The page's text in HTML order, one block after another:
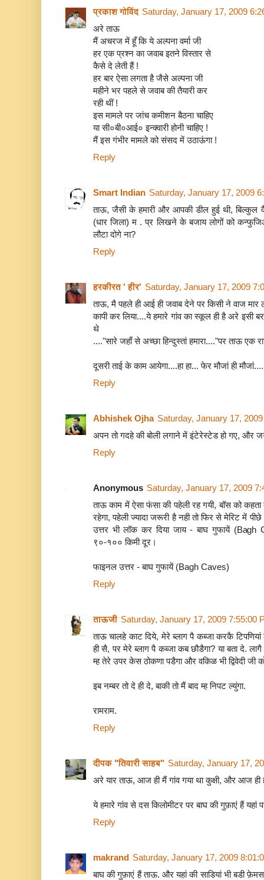
प्रकाश गोविंद Saturday, January 17, 2009
अरे ताऊ
मैं अचरज में हूँ कि ये अल्पना वर्मा जी
हर एक प्रश्न का जवाब इतने विस्तार से
कैसे दे लेती हैं !
हर बार ऐसा लगता है जैसे अल्पना जी
महीने भर पहले से जवाब की तैयारी कर
रही थीं !
इस मामले पर जांच कमीशन बैठना चाहिए
या सी०बी०आई० इन्क्वारी होनी चाहिए !
मैं इस गंभीर मामले को संसद में उठाऊंगा !
Reply
Smart Indian Saturday, January 17, 2009
ताऊ, जैसी के हमारी और आपकी डील हुई थी, बिल्कुल
(धार जिला) म . प्र लिखने के बजाय लोगों को
लौटा दोगे ना?
Reply
हरकीरत ' हीर' Saturday, January 17, 2009
ताऊ, मै पहले ही आई ही जवाब देने पर किसी ने वाज मार
कापी कर लिया....ये हमारे गांव का स्‍कूल ही है अरे इसी
थे
...."सारे जहाँ से अच्‍छा हिन्‍दुस्‍तां हमारा...."पर ताऊ एक
दूसरी ताई के काम आयेगा....हा हा... फेर मौजां ही
Reply
Abhishek Ojha Saturday, January 17,
अपन तो गदहे की बोली लगाने में इंटेरेस्टेड हो गए, और
Reply
Anonymous Saturday, January 17, 2009
ताऊ काम में ऐसा फंसा की पहेली रह गयी, बॉस को कहता
रहेगा, पहेली ज्यादा जरूरी है नही तो फिर से मेरिट में
उत्तर भी लॉक कर दिया जाय - बाघ गुफायें
९०-१०० किमी दूर।
फाइनल उत्तर - बाघ गुफायें (Bagh Caves)
Reply
ताऊजी Saturday, January 17, 2009 7:55:00
ताऊ चालहे काट दिये, मेरे ब्लाग पै कब्जा करकै
ही सै, पर मेरे ब्लाग पै कब्जा कब छौडैगा? या बता दे. लागै
म्ह तेरे उपर केस ठोकणा पडैगा और वकिळ भी द्विवेदी
इब नम्बर तो दे ही दे, बाकी तो मैं बाद म्ह निपट ल्युंगा.
रामराम.
Reply
दीपक "तिवारी साहब" Saturday, January 17,
अरे यार ताऊ, आज ही मैं गांव गया था कुक्षी, और आज ही
ये हमारे गांव से दस किलोमीटर पर बाघ की गुफ़ाएं हैं
Reply
makrand Saturday, January 17, 2009
बाघ की गुफ़ाएं हैं ताऊ. और यहां की साडियां भी बडी